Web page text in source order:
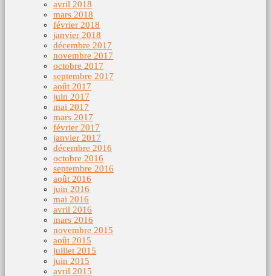
avril 2018
mars 2018
février 2018
janvier 2018
décembre 2017
novembre 2017
octobre 2017
septembre 2017
août 2017
juin 2017
mai 2017
mars 2017
février 2017
janvier 2017
décembre 2016
octobre 2016
septembre 2016
août 2016
juin 2016
mai 2016
avril 2016
mars 2016
novembre 2015
août 2015
juillet 2015
juin 2015
avril 2015